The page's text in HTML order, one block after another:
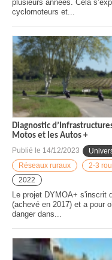
plusieurs années. Cela
cyclomoteurs et...
Diagnostic
Motos et les Autos +
Publié le 14/12/2023
Réseaux ruraux
2-3
2022
Le projet DYMOA+ s'inscrit
(achevé en 2017) et a pour
danger dans...